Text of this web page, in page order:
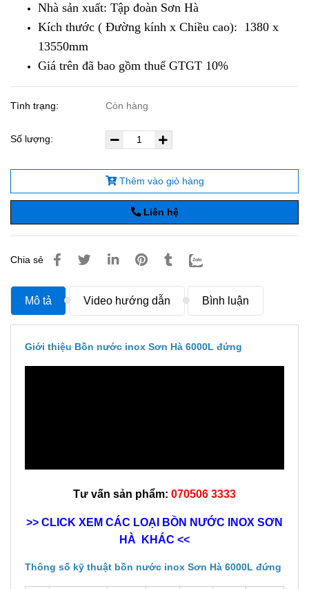
Nhà sản xuất: Tập đoàn Sơn Hà
Kích thước ( Đường kính x Chiều cao): 1380 x
13550mm
Giá trên đã bao gồm thuế GTGT 10%
Tình trạng: Còn hàng
Số lượng:
Thêm vào giỏ hàng
Liên hệ
Chia sẻ
Mô tả Video hướng dẫn Bình luận
Giới thiệu Bồn nước inox Sơn Hà 6000L đứng
Tư vấn sản phẩm: 070506 3333
>> CLICK XEM CÁC LOẠI BỒN NƯỚC INOX SƠN
HÀ KHÁC <<
Thông số kỹ thuật bồn nước inox Sơn Hà 6000L đứng